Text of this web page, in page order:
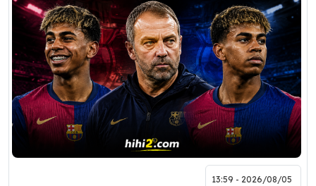
2026/08/05 - 13:59